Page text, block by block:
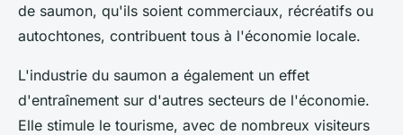
de saumon, qu'ils soient commerciaux, récréatifs ou
autochtones, contribuent tous à l'économie locale.
L'industrie du saumon a également un effet
d'entraînement sur d'autres secteurs de l'économie.
Elle stimule le tourisme, avec de nombreux visiteurs